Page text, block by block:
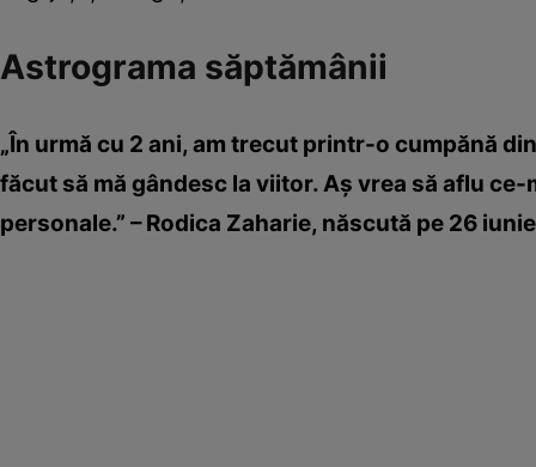
Astrograma săptămânii
„În urmă cu 2 ani, am trecut printr-o cumpănă
făcut să mă gândesc la viitor. Aş vrea să aflu
personale.” – Rodica Zaharie, născută pe 26